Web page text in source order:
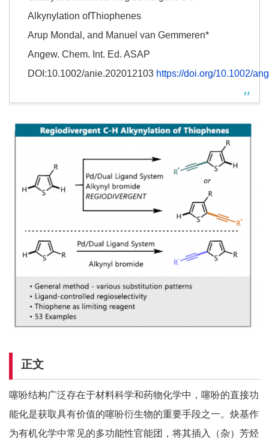
Alkynylation ofThiophenes
Arup Mondal, and Manuel van Gemmeren*
Angew. Chem. Int. Ed. ASAP
DOI:10.1002/anie.202012103 https://doi.org/10.1002/
正文
噻吩结构广泛存在于材料科学和药物化学中，噻吩的直接功
能化是获取具有价值的噻吩衍生物的重要手段之一。炔基作
为有机化学中常见的多功能性官能团，将其插入（杂）芳烃